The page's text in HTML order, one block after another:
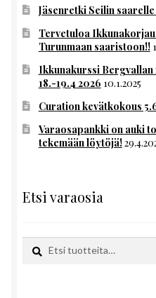
Jäsenretki Seilin saarelle
Tervetuloa
Turunmaan saaristoon!!
Ikkunakurssi
18.-19.4 2026 10.1.2025
Curation kevätkokous
Varaosapankki on auki
tekemään löytöjä!
Etsi varaosia
Etsi:
Haku